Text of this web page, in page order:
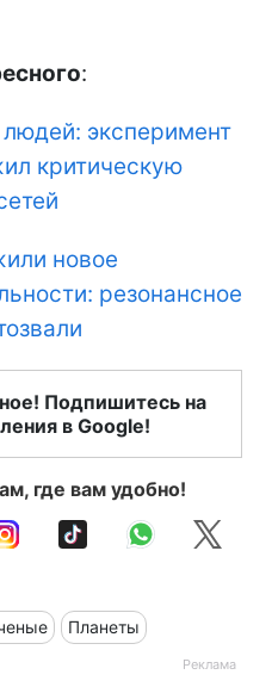
:
эксперимент
критическую
новое
резонансное
Подпишитесь на
в Google!
где вам удобно!
Планеты